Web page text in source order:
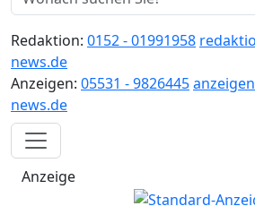
Redaktion: 0152 - 01991958
news.de
Anzeigen: 05531 - 9826445
news.de
Anzeige